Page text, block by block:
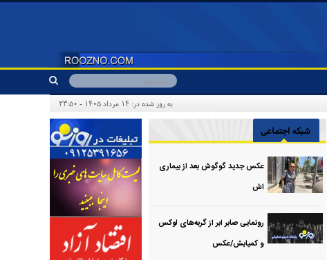
به روز شده در: ۱۴ مرداد ۱۴۰۵ - ۲۳:۵۰
شبکه اجتماعی
عکس جدید گوگوش بعد از بیماری
اش
رونمایی صابر ابر از گربه‌های لوکس
و کمیابش/عکس